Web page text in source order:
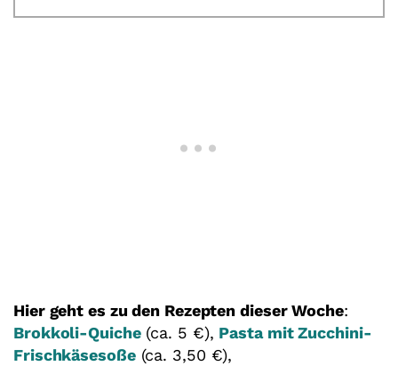
Hier geht es zu den Rezepten dieser Woche:
Brokkoli-Quiche(ca. 5 €), Pasta mit Zucchini-
Frischkäsesoße(ca. 3,50 €),